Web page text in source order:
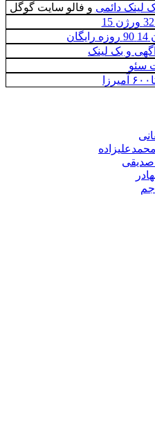
لینک دائمی و فالو سایت گوگل
و بک لینک
سئو
صدیقی